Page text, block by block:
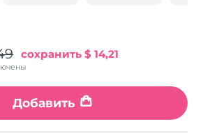
сохранить$ 14,21
Добавить